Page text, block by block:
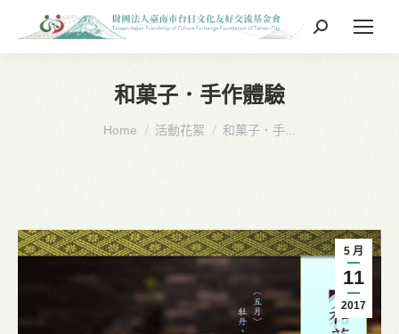
Search:
和菓子．手作體驗
You are here:
Home 活動花絮 和菓子．手...
5 月
11
2017